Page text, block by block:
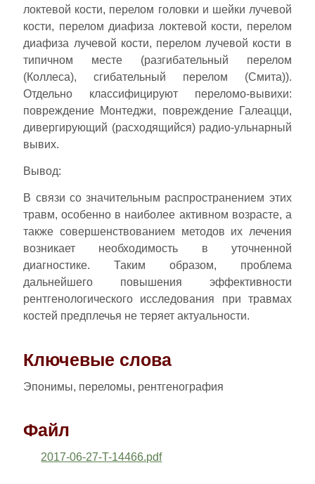
локтевой кости, перелом головки и шейки лучевой
кости, перелом диафиза локтевой кости, перелом
диафиза лучевой кости, перелом лучевой кости в
типичном месте (разгибательный перелом
(Коллеса), сгибательный перелом (Смита)).
Отдельно классифицируют переломо-вывихи:
повреждение Монтеджи, повреждение Галеацци,
дивергирующий (расходящийся) радио-ульнарный
вывих.
Вывод:
В связи со значительным распространением этих
травм, особенно в наиболее активном возрасте, а
также совершенствованием методов их лечения
возникает необходимость в уточненной
диагностике. Таким образом, проблема
дальнейшего повышения эффективности
рентгенологического исследования при травмах
костей предплечья не теряет актуальности.
Ключевые слова
Эпонимы, переломы, рентгенография
Файл
2017-06-27-T-14466.pdf